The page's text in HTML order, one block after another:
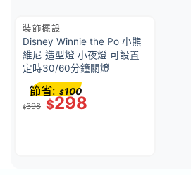
裝飾擺設
Disney Winnie the Po 小熊
維尼 造型燈 小夜燈 可設置
定時30/60分鐘關燈
$398 $298
節省: $100